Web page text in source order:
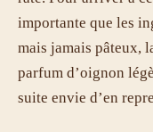
importante que les
mais jamais pâteux,
parfum d’oignon
suite envie d’en